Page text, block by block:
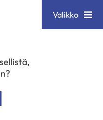
Valikko